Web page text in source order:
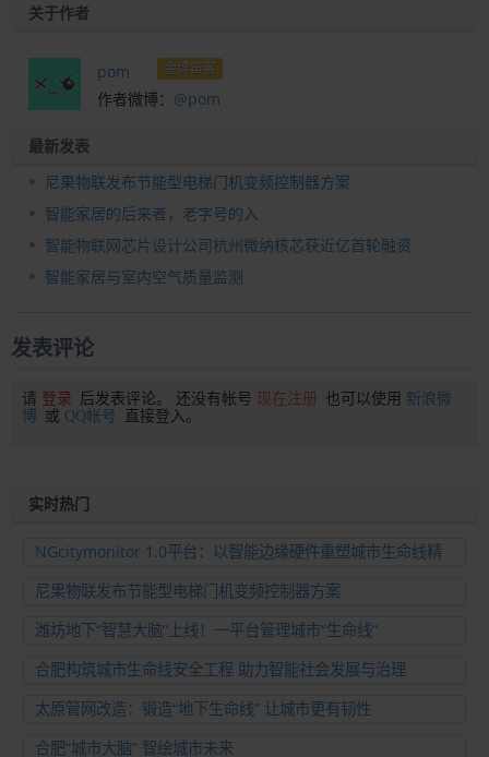
关于作者
pom 金牌笛客
作者微博： @pom
最新发表
尼果物联发布节能型电梯门机变频控制器方案
智能家居的后来者，老字号的入
智能物联网芯片设计公司杭州微纳核芯获近亿首轮融资
智能家居与室内空气质量监测
发表评论
请 登录 后发表评论。 还没有帐号 现在注册 也可以使用 新浪微
博 或 QQ帐号 直接登入。
实时热门
NGcitymonitor 1.0平台：以智能边缘硬件重塑城市生命线精
尼果物联发布节能型电梯门机变频控制器方案
潍坊地下“智慧大脑”上线！一平台管理城市“生命线”
合肥构筑城市生命线安全工程 助力智能社会发展与治理
太原管网改造：锻造“地下生命线” 让城市更有韧性
合肥“城市大脑” 智绘城市未来